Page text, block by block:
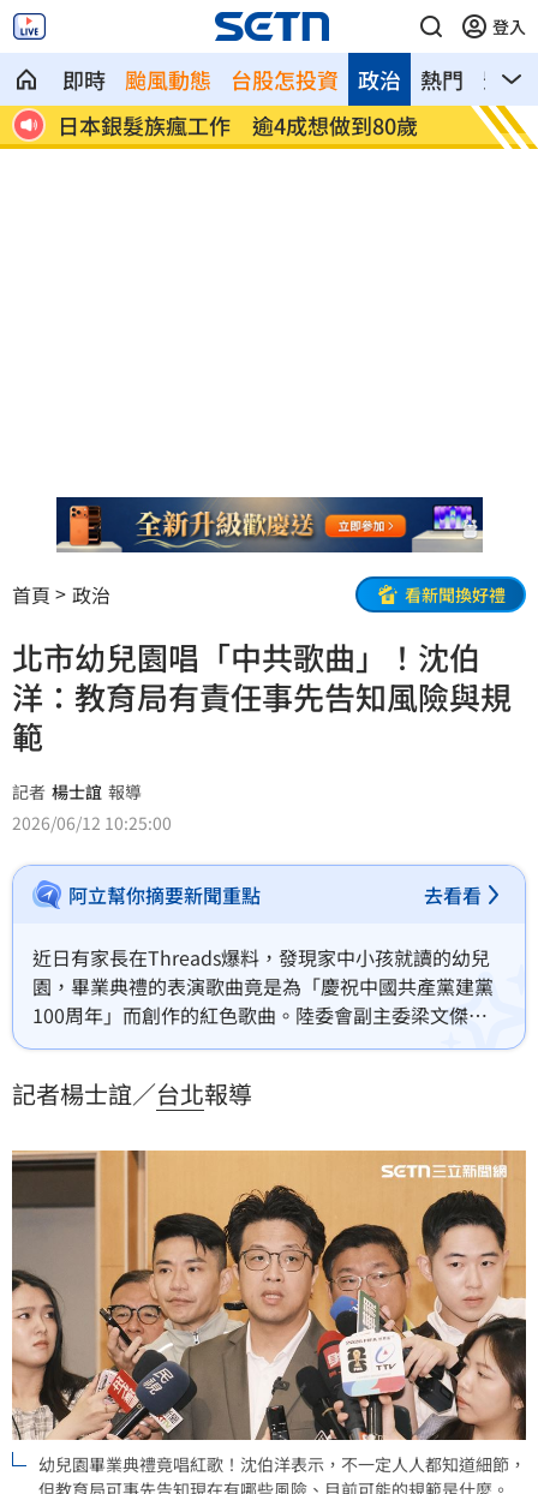
登入
即時 颱風動態 台股怎投資 熱門 影音
政治
解散統促黨？他曝翁曉玲一招：恐白忙一
場
疫苗
聲
首頁 政治 看新聞換好禮
北市幼兒園唱「中共歌曲」！沈伯
洋：教育局有責任事先告知風險與規
範
記者 楊士誼 報導
2026/06/12 10:25:00
阿立幫你摘要新聞重點 去看看
近日有家長在Threads爆料，發現家中小孩就讀的幼兒
園，畢業典禮的表演歌曲竟是為「慶祝中國共產黨建黨
100周年」而創作的紅色歌曲。陸委會副主委梁文傑則
表示不責怪幼兒園老師，只要有人檢舉就要改正，並透
園。民進黨台北市長參選人沈伯洋今（12）日表示，不
風險、目前可能的規範是什麼。
記者楊士誼／台北報導
幼兒園畢業典禮竟唱紅歌！沈伯洋表示，不一定人人都知道細節，
但教育局可事先告知現在有哪些風險、目前可能的規範是什麼。